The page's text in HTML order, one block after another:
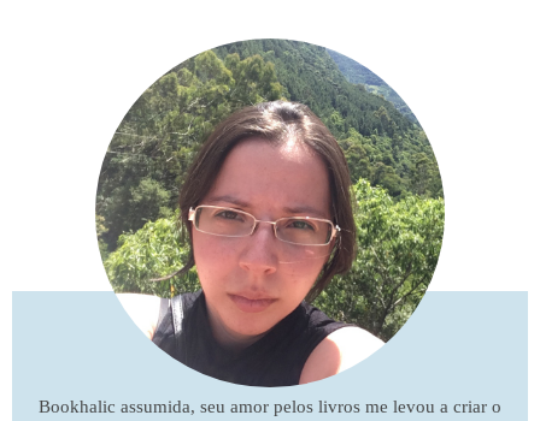
Bookhalic assumida, seu amor pelos livros me levou a criar o